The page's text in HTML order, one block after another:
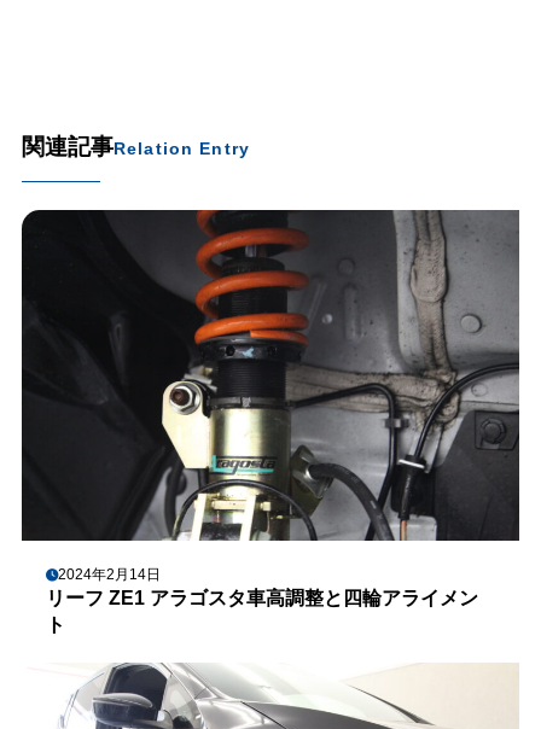
関連記事Relation Entry
2024年2月14日
リーフ ZE1 アラゴスタ車高調整と四輪アライメン
ト